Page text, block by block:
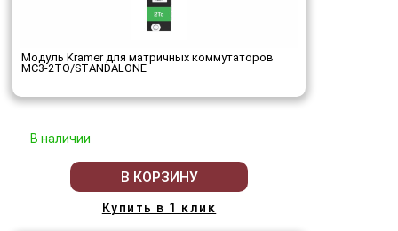
Модуль Kramer для матричных коммутаторов
MC3-2TO/STANDALONE
В наличии
В КОРЗИНУ
Купить в 1 клик